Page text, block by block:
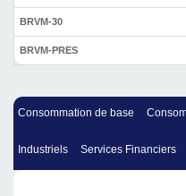
BRVM-30
BRVM-PRES
Consommation de base
Industriels Services Financiers